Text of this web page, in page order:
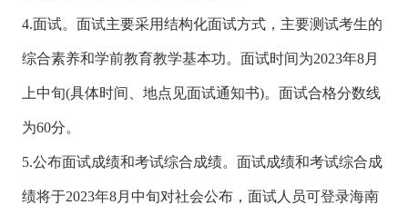
4.面试。面试主要采用结构化面试方式，主要测试考生的
综合素养和学前教育教学基本功。面试时间为2023年8月
上中旬(具体时间、地点见面试通知书)。面试合格分数线
为60分。
5.公布面试成绩和考试综合成绩。面试成绩和考试综合成
绩将于2023年8月中旬对社会公布，面试人员可登录海南